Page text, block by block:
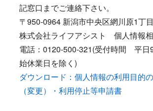
記窓口までご連絡下さい。
〒950-0964 新潟市中央区網川原1丁
株式会社ライフアシスト 個人情報
電話：0120-500-321(受付時間 平
始休業日を除く)
ダウンロード：個人情報の利用目的
（変更）・利用停止等申請書